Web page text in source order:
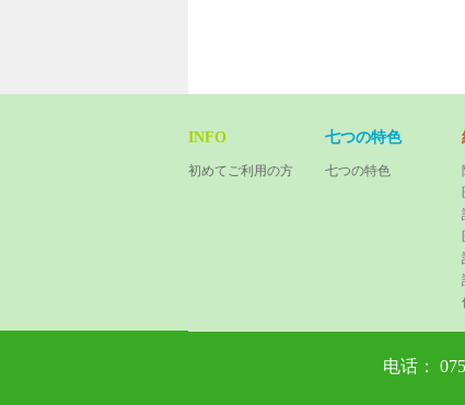
INFO
初めてご利用の方
七つの特色
七つの特色
电话：